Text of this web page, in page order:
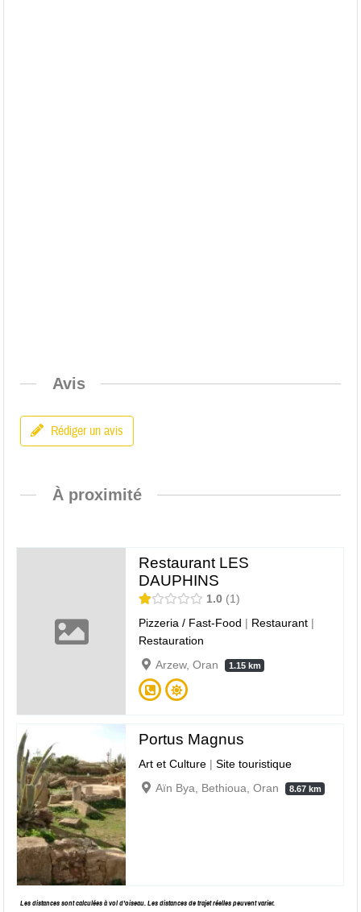
Avis
Rédiger un avis
À proximité
Restaurant LES
DAUPHINS
1.0
1
Pizzeria / Fast-Food | Restaurant |
Restauration
Arzew, Oran
1.15 km
Portus Magnus
Art et Culture |Site touristique
Aïn Bya, Bethioua, Oran
8.67 km
Les distances sont calculées à vol d’oiseau. Les distances de trajet réelles peuvent varier.